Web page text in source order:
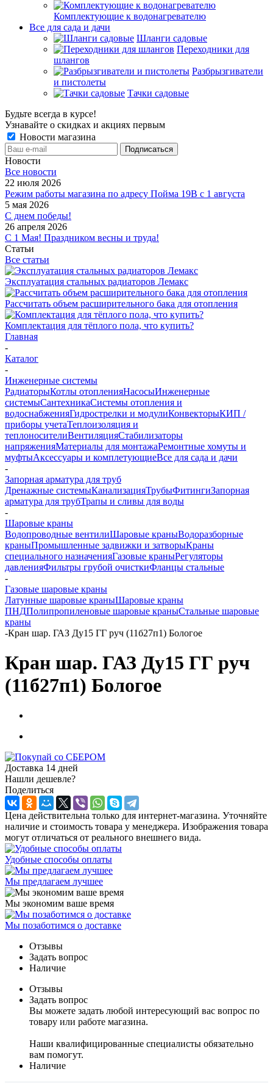
Комплектующие к водонагревателю
Все для сада и дачи
Шланги садовые
Переходники для
шлангов
Разбрызгиватели
и пистолеты
Тачки садовые
Будьте всегда в курсе!
Узнавайте о скидках и акциях первым
Новости магазина
Новости
Все новости
22 июля 2026
Режим работы магазина по адресу Пойма 19В с 1 августа
5 мая 2026
С днем победы!
26 апреля 2026
С 1 Мая! Праздником весны и труда!
Статьи
Все статьи
Эксплуатация стальных радиаторов Лемакс
Рассчитать объем расширительного бака для отопления
Комплектация для тёплого пола, что купить?
Главная
-
Каталог
-
Инженерные системы
РадиаторыКотлы отопленияНасосыИнженерные
системыСантехникаСистемы отопления и
водоснабженияГидрострелки и модулиКонвекторыКИП /
приборы учетаТеплоизоляция и
теплоносителиВентиляцияСтабилизаторы
напряженияМатериалы для монтажаРемонтные хомуты и
муфтыАксессуары и комплетующиеВсе для сада и дачи
-
Запорная арматура для труб
Дренажные системыКанализацияТрубыФитингиЗапорная
арматура для трубТрапы и сливы для воды
-
Шаровые краны
Водопроводные вентилиШаровые краныВодоразборные
краныПромышленные задвижки и затворыКраны
специального назначенияГазовые краныРегуляторы
давленияФильтры грубой очисткиФланцы стальные
-
Газовые шаровые краны
Латунные шаровые краныШаровые краны
ПНДПолипропиленовые шаровые краныСтальные шаровые
краны
-Кран шар. ГАЗ Ду15 ГГ руч (11б27п1) Бологое
Кран шар. ГАЗ Ду15 ГГ руч
(11б27п1) Бологое
Доставка 14 дней
Нашли дешевле?
Поделиться
Цена действительна только для интернет-магазина. Уточняйте
наличие и стоимость товара у менеджера. Изображения товара
могут отличаться от реального внешнего вида.
Удобные способы оплаты
Мы предлагаем лучшее
Мы экономим ваше время
Мы позаботимся о доставке
Отзывы
Задать вопрос
Наличие
Отзывы
Задать вопрос
Вы можете задать любой интересующий вас вопрос по
товару или работе магазина.
Наши квалифицированные специалисты обязательно
вам помогут.
Наличие